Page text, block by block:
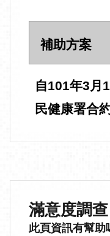
補助方案
自101年3月
民健康署合
滿意度調查
此頁資訊有幫助